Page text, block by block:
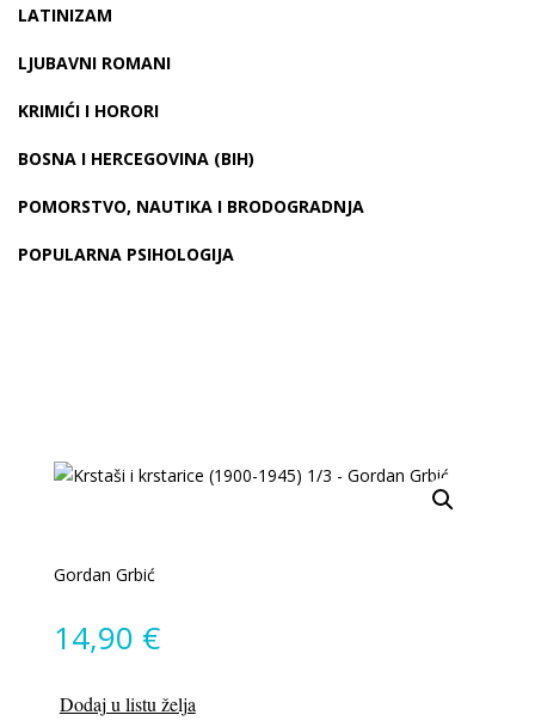
LATINIZAM
LJUBAVNI ROMANI
KRIMIĆI I HORORI
BOSNA I HERCEGOVINA (BIH)
POMORSTVO, NAUTIKA I BRODOGRADNJA
POPULARNA PSIHOLOGIJA
Gordan Grbić
14,90 €
Dodaj u listu želja